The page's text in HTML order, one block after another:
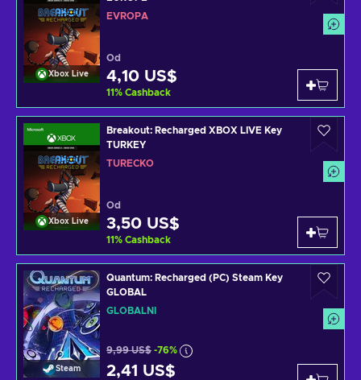
Xbox Live
EVROPA
Od
4,10 US$
11% Cashback
Xbox Live
Breakout: Recharged XBOX LIVE Key
TURKEY
TURECKO
Od
3,50 US$
11% Cashback
Steam
Quantum: Recharged (PC) Steam Key
GLOBAL
GLOBÁLNÍ
9,99 US$ -76%
2,41 US$